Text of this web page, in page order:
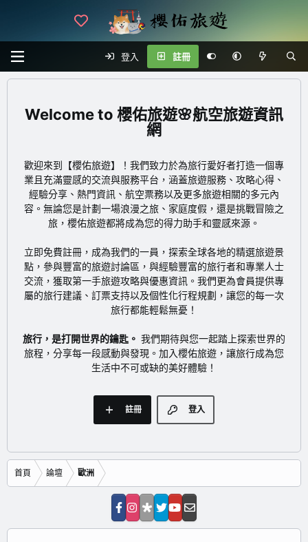
登入 註冊
櫻佑旅遊🌸航空旅遊資訊
網
歡迎來到【櫻佑旅遊】！我們致力於為旅行愛好者打造一個專
業且充滿靈感的交流與服務平台，涵蓋旅遊服務、攻略心得、
經驗分享、熱門資訊、航空票務以及更多旅遊相關的多元內
容。無論您是計劃一場浪漫之旅、家庭度假，還是挑戰冒險之
旅，櫻佑旅遊都將成為您的得力助手和靈感來源。
立即免費註冊 ，成為我們的一員，探索全球各地的精選旅遊景
點，參與豐富的旅遊討論區，與經驗豐富的旅行者和專業人士
交流，獲取第一手旅遊攻略與優惠資訊。我們更為會員提供專
屬的旅行建議、訂票支持以及個性化行程規劃，讓您的每一次
旅行都能輕鬆無憂！
旅行，是打開世界的鑰匙。 我們期待與您一起踏上探索世界的
旅程，分享每一段感動與發現。加入櫻佑旅遊，讓旅行成為您
生活中不可或缺的美好體驗！
登入
註冊
首頁 論壇 歐洲